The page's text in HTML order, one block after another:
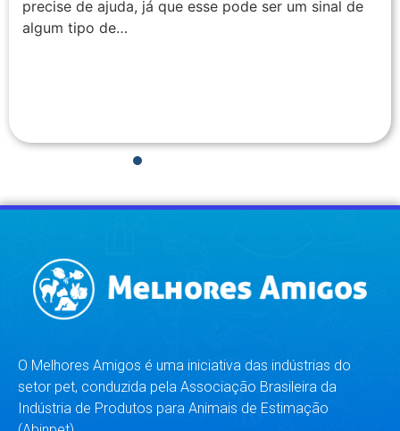
precise de ajuda, já que esse pode ser um sinal de
algum tipo de…
O Melhores Amigos é uma iniciativa das indústrias do
setor pet, conduzida pela Associação Brasileira da
Indústria de Produtos para Animais de Estimação